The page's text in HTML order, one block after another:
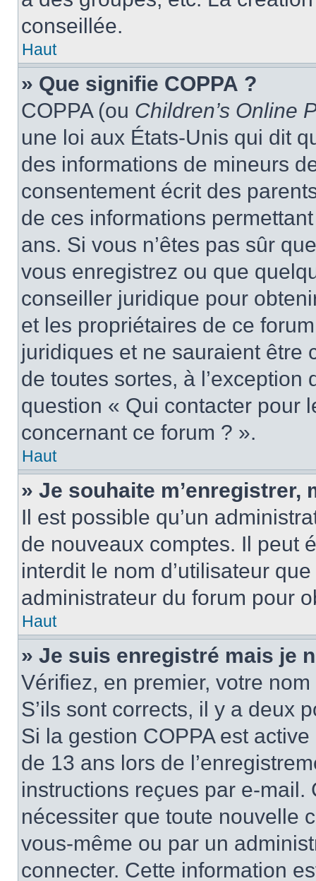
conseillée.
Haut
» Que signifie COPPA ?
COPPA (ou Children’s Online
une loi aux États-Unis qui dit
des informations de mineurs
consentement écrit des
de ces informations
ans. Si vous n’êtes pas sûr
vous enregistrez ou que
conseiller juridique pour
et les propriétaires de ce
juridiques et ne sauraient être
de toutes sortes, à
question « Qui contacter pour
concernant ce forum ? ».
Haut
» Je souhaite m’enregistrer,
Il est possible qu’un
de nouveaux comptes. Il peut
interdit le nom d’utilisateur
administrateur du forum pour
Haut
» Je suis enregistré mais je
Vérifiez, en premier, votre
S’ils sont corrects, il y a deux
Si la gestion COPPA est
de 13 ans lors de
instructions reçues par e-
nécessiter que toute nouvelle
vous-même ou par un
connecter. Cette information